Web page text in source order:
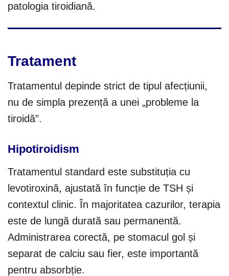
patologia tiroidiană.
Tratament
Tratamentul depinde strict de tipul afecțiunii,
nu de simpla prezență a unei „probleme la
tiroidă”.
Hipotiroidism
Tratamentul standard este substituția cu
levotiroxină, ajustată în funcție de TSH și
contextul clinic. În majoritatea cazurilor, terapia
este de lungă durată sau permanentă.
Administrarea corectă, pe stomacul gol și
separat de calciu sau fier, este importantă
pentru absorbție.